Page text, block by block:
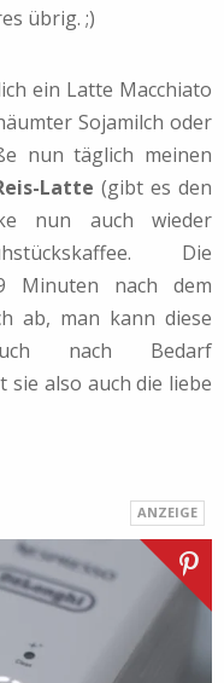
übrig. ;)
ein Latte Macchiato
Sojamilch oder
nun täglich meinen
Latte (gibt es den
nun auch wieder
Die
Minuten nach dem
ab, man kann diese
nach Bedarf
also auch die liebe